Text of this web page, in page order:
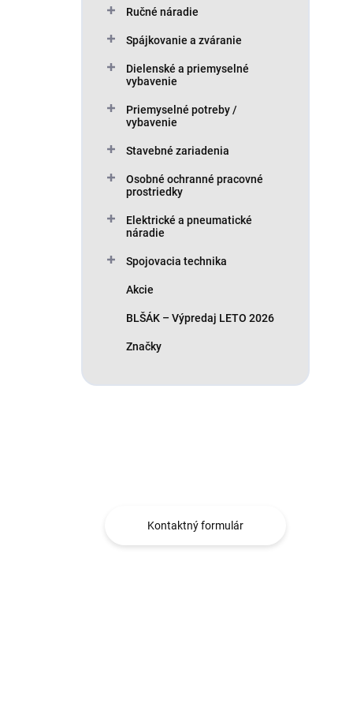
Ručné náradie
Spájkovanie a zváranie
Dielenské a priemyselné
vybavenie
Priemyselné potreby /
vybavenie
Stavebné zariadenia
Osobné ochranné pracovné
prostriedky
Elektrické a pneumatické
náradie
Spojovacia technika
Akcie
BLŠÁK – Výpredaj LETO 2026
Značky
Kontaktný formulár